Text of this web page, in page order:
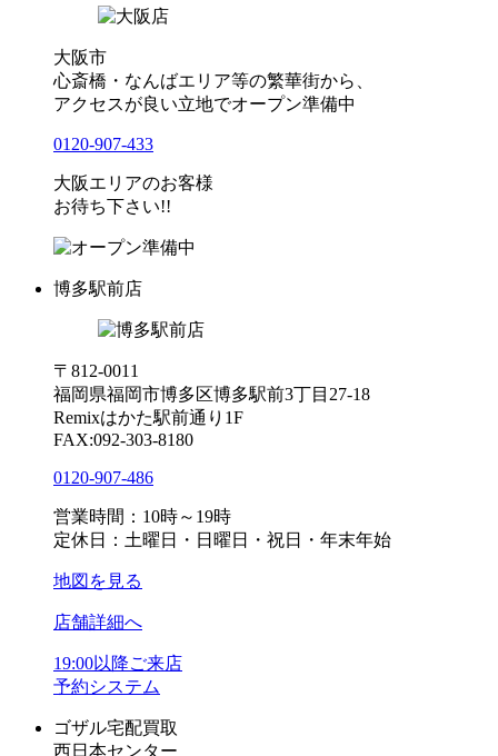
大阪市
心斎橋・なんばエリア等の繁華街から、
アクセスが良い立地でオープン準備中
0120-907-433
大阪エリアのお客様
お待ち下さい!!
博多駅前店
〒812-0011
福岡県福岡市博多区博多駅前3丁目27-18
Remixはかた駅前通り1F
FAX:092-303-8180
0120-907-486
営業時間：10時～19時
定休日：土曜日・日曜日・祝日・年末年始
地図を見る
店舗詳細へ
19:00以降ご来店
予約システム
ゴザル宅配買取
西日本センター